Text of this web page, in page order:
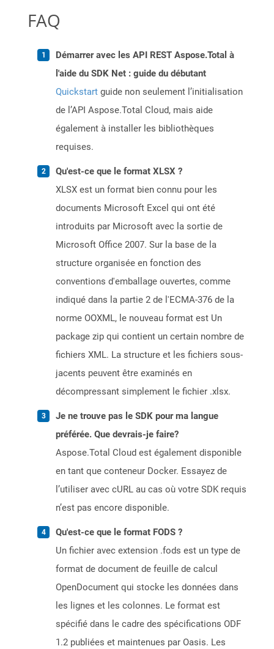
FAQ
Démarrer avec les API REST Aspose.Total à
l'aide du SDK Net : guide du débutant
Quickstart guide non seulement l’initialisation
de l’API Aspose.Total Cloud, mais aide
également à installer les bibliothèques
requises.
Qu'est-ce que le format XLSX ?
XLSX est un format bien connu pour les
documents Microsoft Excel qui ont été
introduits par Microsoft avec la sortie de
Microsoft Office 2007. Sur la base de la
structure organisée en fonction des
conventions d'emballage ouvertes, comme
indiqué dans la partie 2 de l'ECMA-376 de la
norme OOXML, le nouveau format est Un
package zip qui contient un certain nombre de
fichiers XML. La structure et les fichiers sous-
jacents peuvent être examinés en
décompressant simplement le fichier .xlsx.
Je ne trouve pas le SDK pour ma langue
préférée. Que devrais-je faire?
Aspose.Total Cloud est également disponible
en tant que conteneur Docker. Essayez de
l’utiliser avec cURL au cas où votre SDK requis
n’est pas encore disponible.
Qu'est-ce que le format FODS ?
Un fichier avec extension .fods est un type de
format de document de feuille de calcul
OpenDocument qui stocke les données dans
les lignes et les colonnes. Le format est
spécifié dans le cadre des spécifications ODF
1.2 publiées et maintenues par Oasis. Les